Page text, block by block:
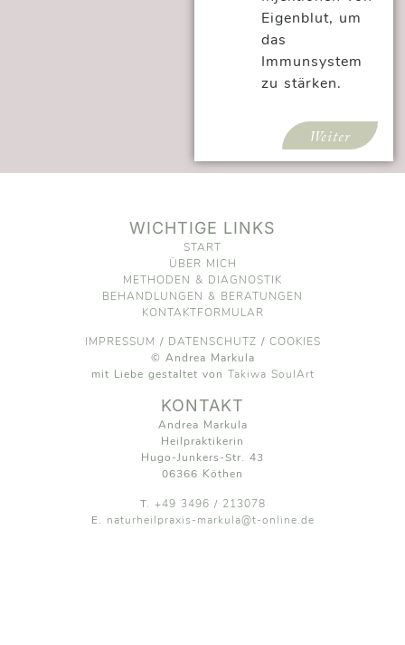
Eigenblut, um
das
Immunsystem
zu stärken.
Weiter
WICHTIGE LINKS
START
ÜBER MICH
METHODEN & DIAGNOSTIK
BEHANDLUNGEN & BERATUNGEN
KONTAKTFORMULAR
IMPRESSUM / DATENSCHUTZ / COOKIES
© Andrea Markula
mit Liebe gestaltet von Takiwa SoulArt
KONTAKT
Andrea Markula
Heilpraktikerin
Hugo-Junkers-Str. 43
06366 Köthen
T. +49 3496 / 213078
E. naturheilpraxis-markula@t-online.de